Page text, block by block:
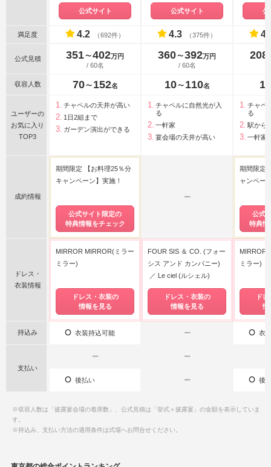
リーク白金)
公式サイト
公式サイト
ンドギヴ
ディング公
満足度 4.2 （692件） 4.3 （375件）
公式見積 351〜402万円
/ 60名
360〜392万円
/ 60名
208
収容人数 70 〜 152名 10 〜 110名 10
ユーザーの
お気に入り
TOP3
チャペルの天井が高い
1日2組まで
ガーデン演出ができる
チャペルに自然光が入
る
一軒家
宴会場の天井が高い
チャペ
る
駅から
一軒家
成約情報
期間限定 【お料理25％分
キャンペーン】実施！
公式サイト限定の
特典情報をチェック
ー
期間限定
ャンペー
公式
特典情
ドレス・
衣装情報
MIRROR MIRROR(ミラー
ミラー)
ドレス・衣装の
情報を見る
FOUR SIS ＆ CO. (フォー
シス アンド カンパニー)
Le ciel (ルシェル)
ドレス・衣装の
情報を見る
MIRROR
ミラー)
ド
情
持込み 衣装持込可能 ー 衣
支払い
ー ー
後払い ー 後
※収容人数は「披露宴会場の着席数」、公式見積は「挙式＋披露宴」の金額を表示していま
す。
※持込み、支払い方法の適用条件は式場へお問合せください。